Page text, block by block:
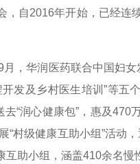
，自2016年开始，已经连
月，华润医药联合中国妇
发及乡村医生培训”等五
去“润心健康包”，惠及470
“村级健康互助小组”活动
互助小组，涵盖410余名慢